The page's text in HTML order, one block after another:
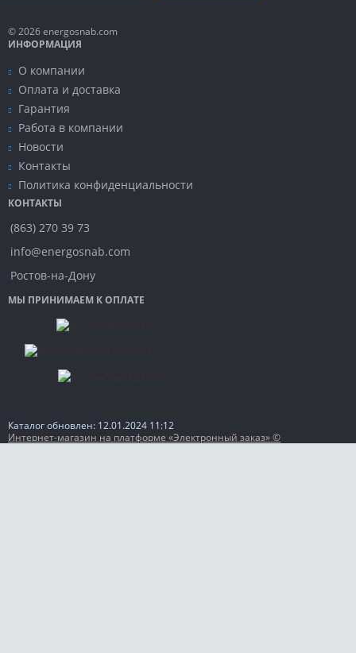
© 2026 energosnab.com
ИНФОРМАЦИЯ
О компании
Оплата и доставка
Гарантия
Работа в компании
Новости
Контакты
Политика конфиденциальности
КОНТАКТЫ
(863) 270 39 73
info@energosnab.com
Ростов-на-Дону
МЫ ПРИНИМАЕМ К ОПЛАТЕ
Каталог обновлен: 12.01.2024 11:12
Интернет-магазин на платформе «Электронный заказ» ©